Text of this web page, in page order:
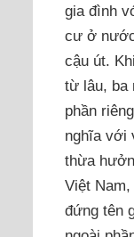
gia đình
cư ở
cậu út.
từ lâu, ba
phần
nghĩa với
thừa
Việt
đứng tên